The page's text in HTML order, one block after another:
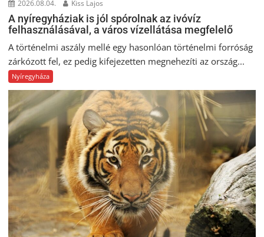
2026.08.04. Kiss Lajos
A nyíregyháziak is jól spórolnak az ivóvíz
felhasználásával, a város vízellátása megfelelő
A történelmi aszály mellé egy hasonlóan történelmi forróság
zárkózott fel, ez pedig kifejezetten megnehezíti az ország...
Nyíregyháza